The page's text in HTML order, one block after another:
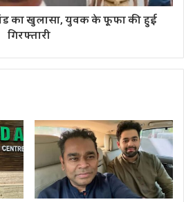
का खुलासा, युवक के फूफा की हुई
गिरफ्तारी